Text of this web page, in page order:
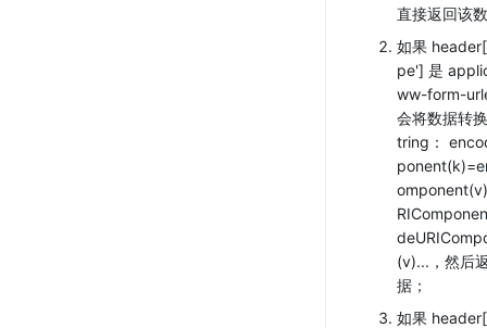
直接返回该
如果
pe'] 是
ww-form-
会将数据转
tring：
(v)...，然后
据；
如果